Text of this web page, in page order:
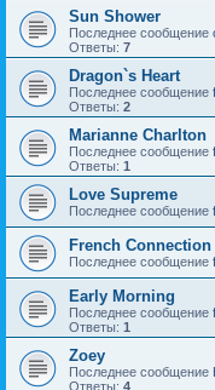
Sun Shower
Последнее сообщение
Ответы: 7
Dragon`s Heart
Последнее сообщение
Ответы: 2
Marianne Charlton
Последнее сообщение
Ответы: 1
Love Supreme
Последнее сообщение
French Connection
Последнее сообщение
Early Morning
Последнее сообщение
Ответы: 1
Zoey
Последнее сообщение
Ответы: 4